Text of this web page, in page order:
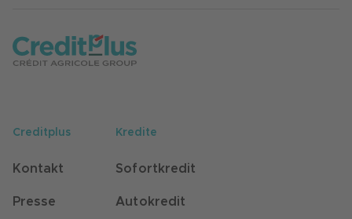
Creditplus
Kontakt
Presse
Kredite
Sofortkredit
Autokredit